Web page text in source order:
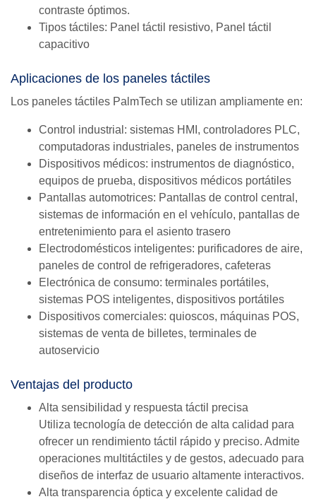
contraste óptimos.
Tipos táctiles: Panel táctil resistivo, Panel táctil
capacitivo
Aplicaciones de los paneles táctiles
Los paneles táctiles PalmTech se utilizan ampliamente en:
Control industrial: sistemas HMI, controladores PLC,
computadoras industriales, paneles de instrumentos
Dispositivos médicos: instrumentos de diagnóstico,
equipos de prueba, dispositivos médicos portátiles
Pantallas automotrices: Pantallas de control central,
sistemas de información en el vehículo, pantallas de
entretenimiento para el asiento trasero
Electrodomésticos inteligentes: purificadores de aire,
paneles de control de refrigeradores, cafeteras
Electrónica de consumo: terminales portátiles,
sistemas POS inteligentes, dispositivos portátiles
Dispositivos comerciales: quioscos, máquinas POS,
sistemas de venta de billetes, terminales de
autoservicio
Ventajas del producto
Alta sensibilidad y respuesta táctil precisa
Utiliza tecnología de detección de alta calidad para
ofrecer un rendimiento táctil rápido y preciso. Admite
operaciones multitáctiles y de gestos, adecuado para
diseños de interfaz de usuario altamente interactivos.
Alta transparencia óptica y excelente calidad de